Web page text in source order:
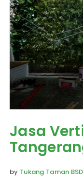
Jasa
by Tukang Taman BSD